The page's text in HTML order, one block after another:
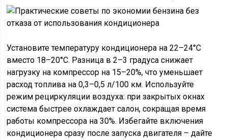
Установите температуру кондиционера на 22–24°C
вместо 18–20°C. Разница в 2–3 градуса снижает
нагрузку на компрессор на 15–20%, что уменьшает
расход топлива на 0,3–0,5 л/100 км. Используйте
режим рециркуляции воздуха: при закрытых окнах
система быстрее охлаждает салон, сокращая время
работы компрессора на 30%. Избегайте включения
кондиционера сразу после запуска двигателя – дайте